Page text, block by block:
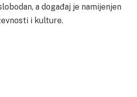
a događaj je namijenjen
i kulture.